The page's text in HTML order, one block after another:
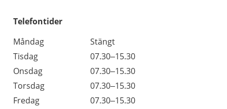
Telefontider
Måndag
Stängt
Tisdag
07.30–15.30
Onsdag
07.30–15.30
Torsdag
07.30–15.30
Fredag
07.30–15.30